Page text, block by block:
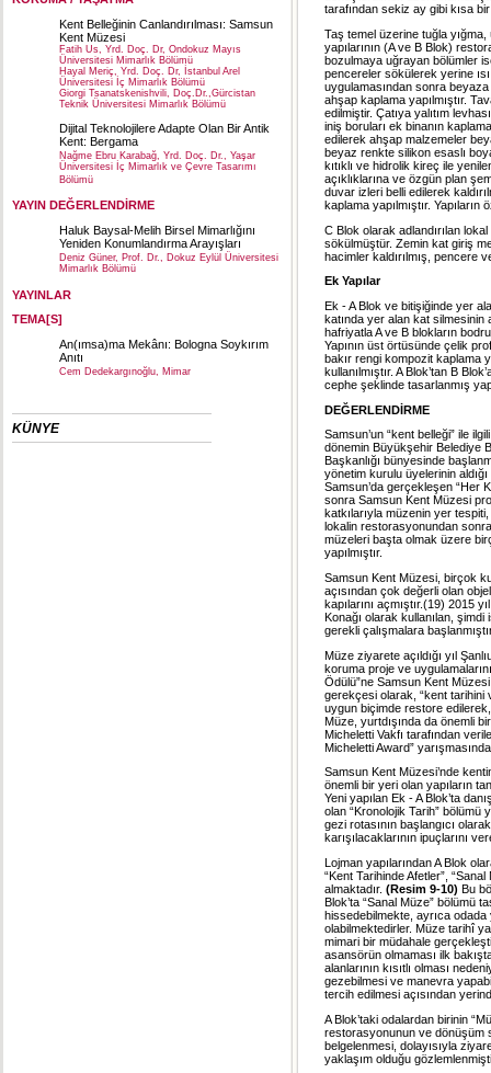
Kent Belleğinin Canlandırılması: Samsun
Kent Müzesi
Fatih Us, Yrd. Doç. Dr, Ondokuz Mayıs
Üniversitesi Mimarlık Bölümü
Hayal Meriç, Yrd. Doç. Dr, İstanbul Arel
Üniversitesi İç Mimarlık Bölümü
Giorgi Tsanatskenishvili, Doç.Dr.,Gürcistan
Teknik Üniversitesi Mimarlık Bölümü
Dijital Teknolojilere Adapte Olan Bir Antik
Kent: Bergama
Nağme Ebru Karabağ, Yrd. Doç. Dr., Yaşar
Üniversitesi İç Mimarlık ve Çevre Tasarımı
Bölümü
YAYIN DEĞERLENDİRME
Haluk Baysal-Melih Birsel Mimarlığını
Yeniden Konumlandırma Arayışları
Deniz Güner, Prof. Dr., Dokuz Eylül Üniversitesi
Mimarlık Bölümü
YAYINLAR
TEMA[S]
An(ımsa)ma Mekânı: Bologna Soykırım
Anıtı
Cem Dedekargınoğlu, Mimar
KÜNYE
tarafından sekiz ay gibi kısa
Taş temel üzerine tuğla
yapılarının (A ve B Blok)
bozulmaya uğrayan bölümler
pencereler sökülerek yerine
uygulamasından sonra
ahşap kaplama yapılmıştır.
edilmiştir. Çatıya yalıtım
iniş boruları ek binanın
edilerek ahşap malzemeler
beyaz renkte silikon esaslı
kıtıklı ve hidrolik kireç ile
açıklıklarına ve özgün plan
duvar izleri belli edilerek
kaplama yapılmıştır.
C Blok olarak adlandırılan
sökülmüştür. Zemin kat giriş
hacimler kaldırılmış, pencere
Ek Yapılar
Ek - A Blok ve bitişiğinde yer
katında yer alan kat silmesinin
hafriyatla A ve B blokların
Yapının üst örtüsünde çelik
bakır rengi kompozit kaplama
kullanılmıştır. A Blok’tan B
cephe şeklinde tasarlanmış
DEĞERLENDİRME
Samsun’un “kent belleği” ile
dönemin Büyükşehir Belediye
Başkanlığı bünyesinde
yönetim kurulu üyelerinin
Samsun’da gerçekleşen “Her
sonra Samsun Kent Müzesi
katkılarıyla müzenin yer
lokalin restorasyonundan
müzeleri başta olmak üzere
yapılmıştır.
Samsun Kent Müzesi, birçok
açısından çok değerli olan
kapılarını açmıştır.(19) 2015
Konağı olarak kullanılan,
gerekli çalışmalara
Müze ziyarete açıldığı yıl
koruma proje ve
Ödülü”ne Samsun Kent
gerekçesi olarak, “kent tarihini
uygun biçimde restore
Müze, yurtdışında da önemli
Micheletti Vakfı tarafından
Micheletti Award”
Samsun Kent Müzesi’nde
önemli bir yeri olan yapıların
Yeni yapılan Ek - A Blok’ta
olan “Kronolojik Tarih” bölümü
gezi rotasının başlangıcı
karışılacaklarının ipuçlarını
Lojman yapılarından A Blok
“Kent Tarihinde Afetler”,
almaktadır. (Resim 9-10) Bu
Blok’ta “Sanal Müze” bölümü
hissedebilmekte, ayrıca odada
olabilmektedirler. Müze tarihî
mimari bir müdahale
asansörün olmaması ilk
alanlarının kısıtlı olması
gezebilmesi ve manevra
tercih edilmesi açısından
A Blok’taki odalardan birinin
restorasyonunun ve dönüşüm
belgelenmesi, dolayısıyla
yaklaşım olduğu